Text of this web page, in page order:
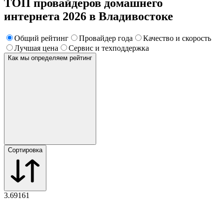
ТОП провайдеров домашнего
интернета 2026 в Владивостоке
Общий рейтинг Провайдер года
Качество и скорость
Лучшая цена
Сервис и техподдержка
Как мы определяем рейтинг
Сортировка
3.69161